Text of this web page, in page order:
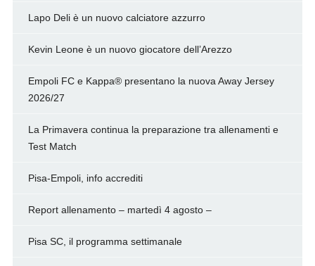
Lapo Deli è un nuovo calciatore azzurro
Kevin Leone è un nuovo giocatore dell’Arezzo
Empoli FC e Kappa® presentano la nuova Away Jersey
2026/27
La Primavera continua la preparazione tra allenamenti e
Test Match
Pisa-Empoli, info accrediti
Report allenamento – martedì 4 agosto –
Pisa SC, il programma settimanale